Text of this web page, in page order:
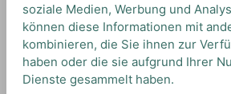
UNSERE EMPFEHLUNGEN
soziale Medien, Werbung und
können diese Informationen mit
kombinieren, die Sie ihnen zur
haben oder die sie aufgrund Ihrer
Dienste gesammelt haben.